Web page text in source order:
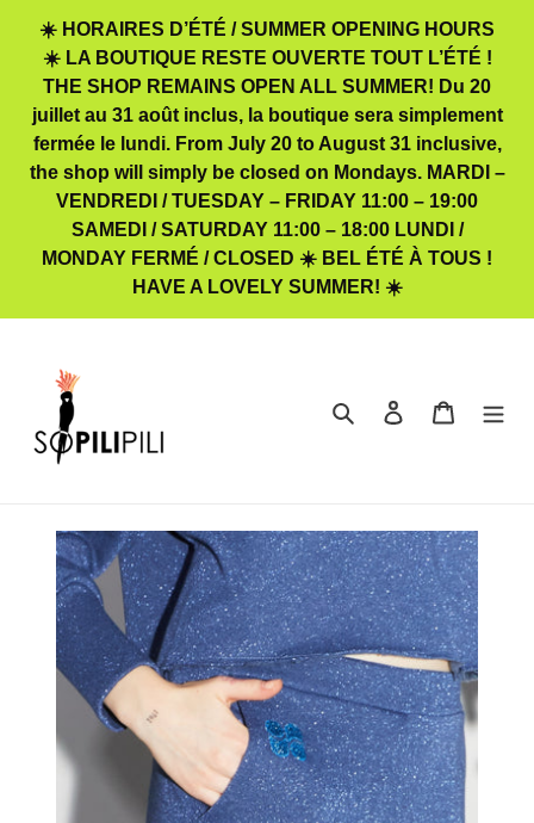
contenu
☀️ HORAIRES D’ÉTÉ / SUMMER OPENING HOURS
☀️ LA BOUTIQUE RESTE OUVERTE TOUT L’ÉTÉ !
THE SHOP REMAINS OPEN ALL SUMMER! Du 20
juillet au 31 août inclus, la boutique sera simplement
fermée le lundi. From July 20 to August 31 inclusive,
the shop will simply be closed on Mondays. MARDI –
VENDREDI / TUESDAY – FRIDAY 11:00 – 19:00
SAMEDI / SATURDAY 11:00 – 18:00 LUNDI /
MONDAY FERMÉ / CLOSED ☀️ BEL ÉTÉ À TOUS !
HAVE A LOVELY SUMMER! ☀️
RechercherSe connecter
Panier